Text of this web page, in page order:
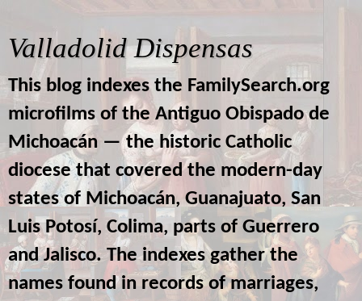
Valladolid Dispensas
This blog indexes the FamilySearch.org
microfilms of the Antiguo Obispado de
Michoacán — the historic Catholic
diocese that covered the modern-day
states of Michoacán, Guanajuato, San
Luis Potosí, Colima, parts of Guerrero
and Jalisco. The indexes gather the
names found in records of marriages,